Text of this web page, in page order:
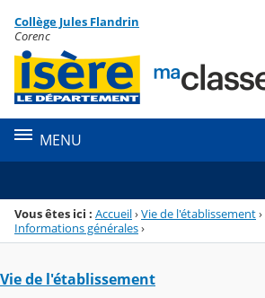
Menu de la rubrique
Contenu
Collège Jules Flandrin
Corenc
MENU
Vous êtes ici : Accueil›Vie de l'établissement›
Informations générales›
Vie de l'établissement